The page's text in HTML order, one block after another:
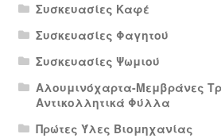
Συσκευασίες Καφέ
Συσκευασίες Φαγητού
Συσκευασίες Ψωμιού
Αλουμινόχαρτα-Μεμβράνες
Αντικολλητικά Φύλλα
Πρώτες Ύλες Βιομηχανίας